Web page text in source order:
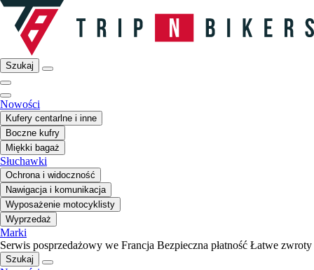
Szukaj
Nowości
Kufery centarlne i inne
Boczne kufry
Miękki bagaż
Słuchawki
Ochrona i widoczność
Nawigacja i komunikacja
Wyposażenie motocyklisty
Wyprzedaż
Marki
Serwis posprzedażowy we Francja Bezpieczna płatność Łatwe zwroty
Szukaj